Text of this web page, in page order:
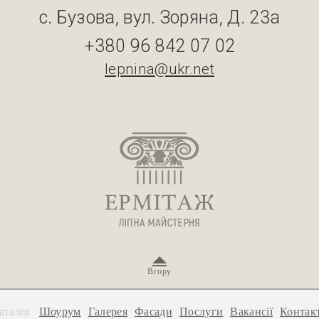
с. Бузова, вул. Зоряна, Д. 23а
+380 96 842 07 02
lepnina@ukr.net
Вгору
Шоурум Галерея Фасади Послуги Вакансії